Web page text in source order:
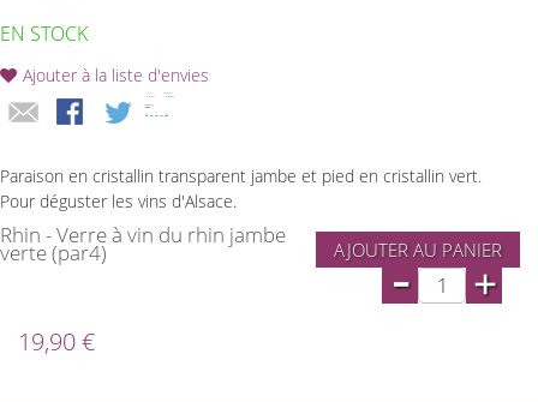
EN STOCK
Ajouter à la liste d'envies
Paraison en cristallin transparent jambe et pied en cristallin vert.
Pour déguster les vins d'Alsace.
Rhin - Verre à vin du rhin jambe
verte (par4) AJOUTER AU PANIER
- +
19,90 €